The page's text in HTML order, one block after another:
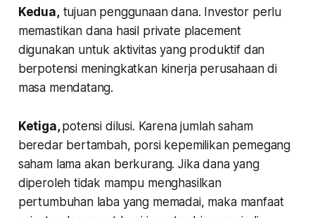
Kedua,tujuan penggunaan dana. Investor perlu
memastikan dana hasil private placement
digunakan untuk aktivitas yang produktif dan
berpotensi meningkatkan kinerja perusahaan di
masa mendatang.
Ketiga,potensi dilusi. Karena jumlah saham
beredar bertambah, porsi kepemilikan pemegang
saham lama akan berkurang. Jika dana yang
diperoleh tidak mampu menghasilkan
pertumbuhan laba yang memadai, maka manfaat